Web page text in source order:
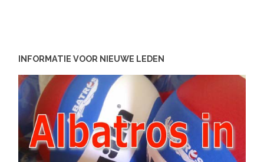
INFORMATIE VOOR NIEUWE LEDEN